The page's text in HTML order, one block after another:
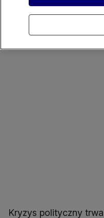
obecnego
kandydata wskazała
Kryzys polityczny